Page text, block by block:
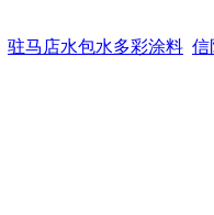
驻马店水包水多彩涂料 信